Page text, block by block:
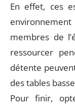
En effet, ces
membres de
ressourcer
détente
des tables
Pour finir,